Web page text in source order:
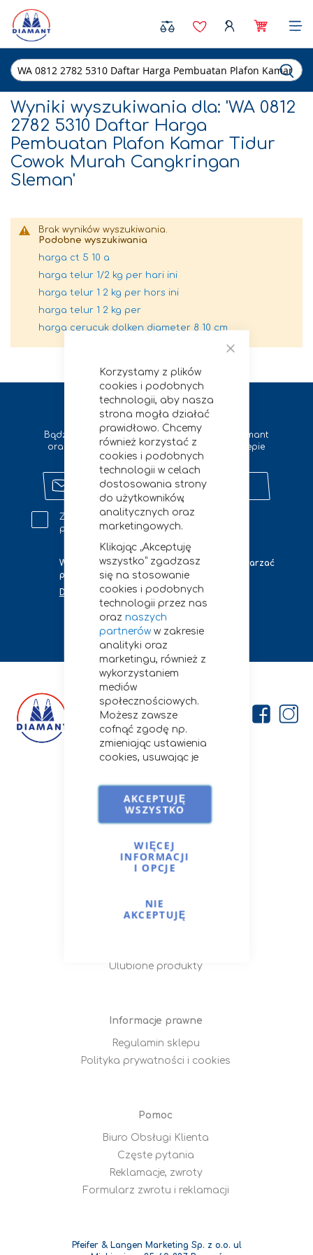
Korzystamy z plików
cookies i podobnych
technologii, aby nasza
strona mogła działać
prawidłowo. Chcemy
również korzystać z
cookies i podobnych
technologii w celach
dostosowania strony
do użytkowników,
analitycznych oraz
marketingowych.
Klikając „Akceptuję
wszystko” zgadzasz
się na stosowanie
cookies i podobnych
technologii przez nas
oraz naszych
partneróww zakresie
analityki oraz
marketingu, również z
wykorzystaniem
mediów
społecznościowych.
Możesz zawsze
cofnąć zgodę np.
zmieniając ustawienia
cookies, usuwając je
ustawienia
przeglądarki.
Szczegóły stosowania
przez nas cookies i
podobnych
technologii znajdziesz
Cookies i podobne
AKCEPTUJĘ
WSZYSTKO
WIĘCEJ
INFORMACJI
I OPCJE
NIE
AKCEPTUJĘ
Wyniki wyszukiwania dla: 'WA 0812
2782 5310 Daftar Harga
Pembuatan Plafon Kamar Tidur
Cowok Murah Cangkringan
Sleman'
Brak wyników wyszukiwania.
Podobne wyszukiwania
harga ct 5 10 a
harga telur 1/2 kg per hari ini
harga telur 1 2 kg per hors ini
harga telur 1 2 kg per
harga cerucuk dolken diameter 8 10 cm
Zapisz się na newsletter
Bądź na bieżąco z wszystkimi nowościami Diamant
oraz otrzymuj zniżki na zakupy w naszym sklepie
internetowym
Zapisz
się
newsletter
Zgadzam się na kontakt marketingowy na
podany adres e-mail.
W jakich celach i jak długo będziemy przetwarzać
podane przez Ciebie tutaj dane?
Dowiedz się więcej
zapisz się
O nas
Opcje dostawy
Moje Konto
Ulubione produkty
Informacje prawne
Regulamin sklepu
Polityka prywatności i cookies
Pomoc
Biuro Obsługi Klienta
Częste pytania
Reklamacje, zwroty
Formularz zwrotu i reklamacji
Pfeifer & Langen Marketing Sp. z o.o. ul